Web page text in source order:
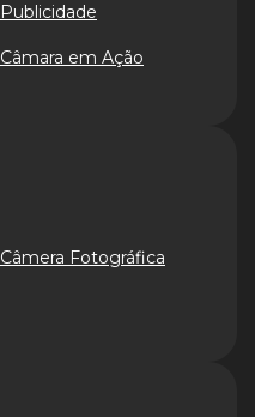
Publicidade
Câmara em Ação
Câmera Fotográfica